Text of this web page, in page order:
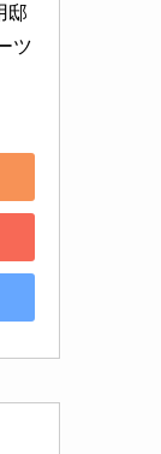
邸
ツ